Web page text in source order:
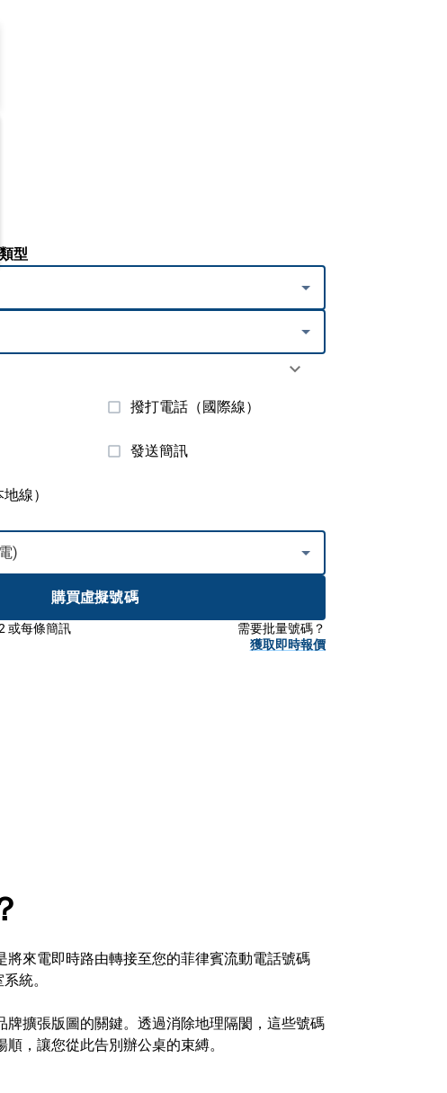
型
撥打電話（國際線）
發送簡訊
線）
購買虛擬號碼
或每條簡訊
需要批量號碼？
獲取即時報價
來電即時路由轉接至您的菲律賓流動電話號碼
統。
擴張版圖的關鍵。透過消除地理隔閡，這些號碼
，讓您從此告別辦公桌的束縛。